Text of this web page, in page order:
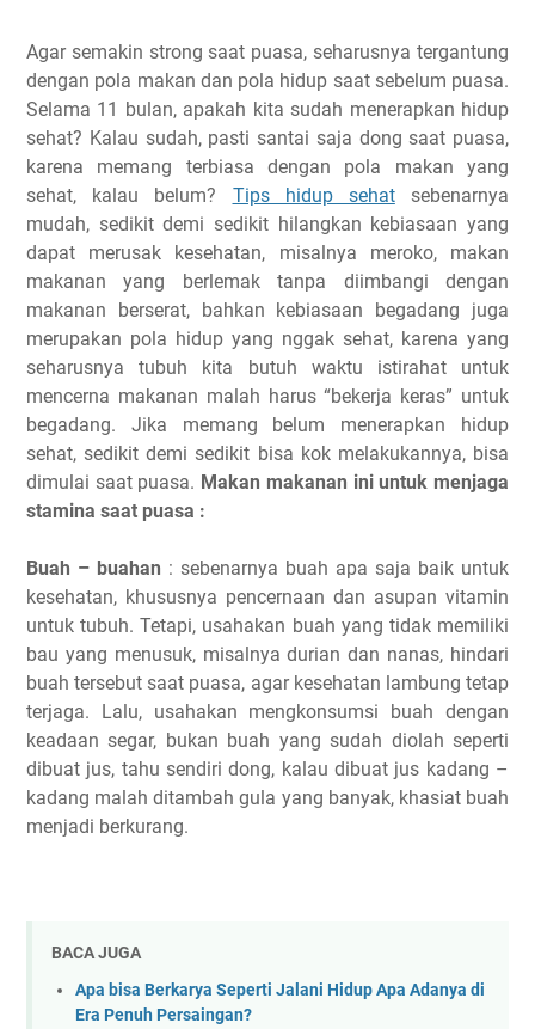
Agar semakin strong saat puasa, seharusnya tergantung
dengan pola makan dan pola hidup saat sebelum puasa.
Selama 11 bulan, apakah kita sudah menerapkan hidup
sehat? Kalau sudah, pasti santai saja dong saat puasa,
karena memang terbiasa dengan pola makan yang
sehat, kalau belum? Tips hidup sehatsebenarnya
mudah, sedikit demi sedikit hilangkan kebiasaan yang
dapat merusak kesehatan, misalnya meroko, makan
makanan yang berlemak tanpa diimbangi dengan
makanan berserat, bahkan kebiasaan begadang juga
merupakan pola hidup yang nggak sehat, karena yang
seharusnya tubuh kita butuh waktu istirahat untuk
mencerna makanan malah harus “bekerja keras” untuk
begadang. Jika memang belum menerapkan hidup
sehat, sedikit demi sedikit bisa kok melakukannya, bisa
dimulai saat puasa. Makan makanan ini untuk menjaga
stamina saat puasa :
Buah – buahan : sebenarnya buah apa saja baik untuk
kesehatan, khususnya pencernaan dan asupan vitamin
untuk tubuh. Tetapi, usahakan buah yang tidak memiliki
bau yang menusuk, misalnya durian dan nanas, hindari
buah tersebut saat puasa, agar kesehatan lambung tetap
terjaga. Lalu, usahakan mengkonsumsi buah dengan
keadaan segar, bukan buah yang sudah diolah seperti
dibuat jus, tahu sendiri dong, kalau dibuat jus kadang –
kadang malah ditambah gula yang banyak, khasiat buah
menjadi berkurang.
BACA JUGA
Apa bisa Berkarya Seperti Jalani Hidup Apa Adanya di
Era Penuh Persaingan?